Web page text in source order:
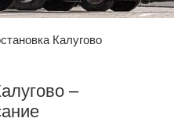
Калугово
–